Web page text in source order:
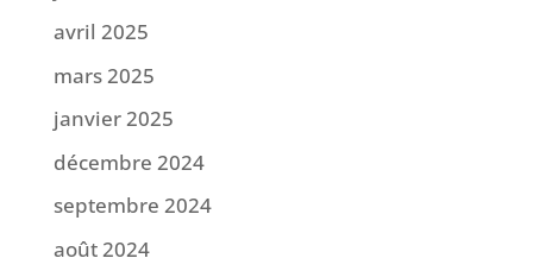
avril 2025
mars 2025
janvier 2025
décembre 2024
septembre 2024
août 2024